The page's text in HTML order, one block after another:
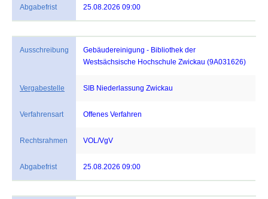
Abgabefrist 25.08.2026 09:00
Ausschreibung
Gebäudereinigung - Bibliothek der
Westsächsische Hochschule Zwickau (9A031626)
Vergabestelle SIB Niederlassung Zwickau
Verfahrensart Offenes Verfahren
Rechtsrahmen VOL/VgV
Abgabefrist 25.08.2026 09:00